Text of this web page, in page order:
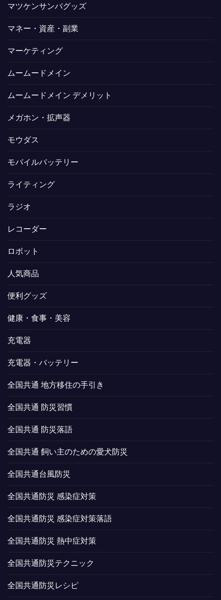
マツケンサンバグッズ
マネー・資産・副業
マーケティング
ムームードメイン
ムームードメイン デメリット
メガホン・拡声器
モウダス
モバイルバッテリー
ライティング
ラジオ
レコーダー
ロボット
人気商品
便利グッズ
健康・食事・美容
充電器
充電器・バッテリー
全国共通 地方移住の手引き
全国共通 防災習慣
全国共通 防災落語
全国共通 飼い主のための愛犬防災
全国共通台風防災
全国共通防災 感染症対策
全国共通防災 感染症対策落語
全国共通防災 熱中症対策
全国共通防災テクニック
全国共通防災レシピ